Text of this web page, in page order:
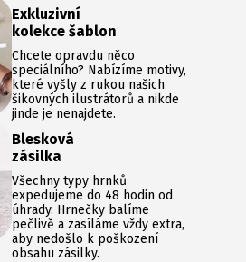
Exkluzivní
kolekce šablon
Chcete opravdu něco
speciálního? Nabízíme motivy,
které vyšly z rukou našich
šikovných ilustrátorů a nikde
jinde je nenajdete.
Blesková
zásilka
Všechny typy hrnků
expedujeme do 48 hodin od
úhrady. Hrnečky balíme
pečlivě a zasíláme vždy extra,
aby nedošlo k poškození
obsahu zásilky.